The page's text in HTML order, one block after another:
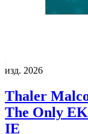
изд. 2026
Thaler
The Only
IE